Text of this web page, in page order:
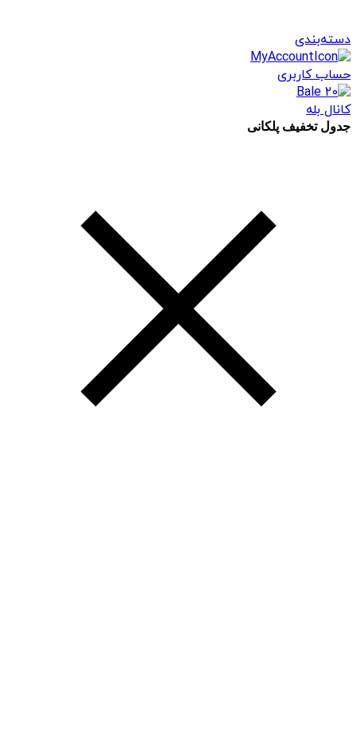
دسته‌بندی
حساب کاربری
کانال بله
جدول تخفیف پلکانی